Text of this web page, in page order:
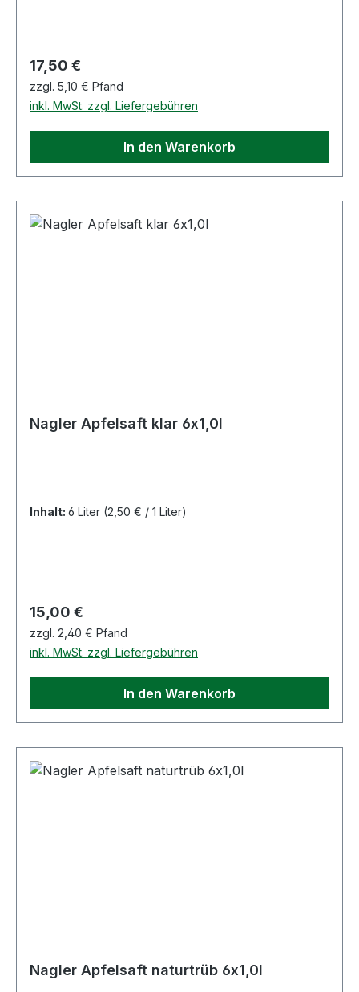
Regulärer Preis:
17,50 €
zzgl. 5,10 € Pfand
inkl. MwSt. zzgl. Liefergebühren
In den Warenkorb
Nagler Apfelsaft klar 6x1,0l
Inhalt: 6 Liter (2,50 € / 1 Liter)
Regulärer Preis:
15,00 €
zzgl. 2,40 € Pfand
inkl. MwSt. zzgl. Liefergebühren
In den Warenkorb
Nagler Apfelsaft naturtrüb 6x1,0l